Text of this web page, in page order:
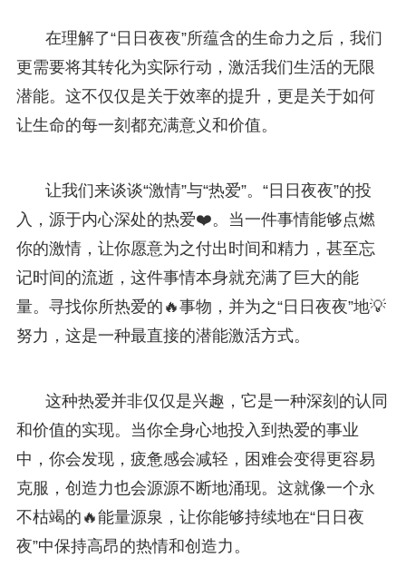
在理解了“日日夜夜”所蕴含的生命力之后，我们
更需要将其转化为实际行动，激活我们生活的无限
潜能。这不仅仅是关于效率的提升，更是关于如何
让生命的每一刻都充满意义和价值。
让我们来谈谈“激情”与“热爱”。“日日夜夜”的投
入，源于内心深处的热爱❤️。当一件事情能够点燃
你的激情，让你愿意为之付出时间和精力，甚至忘
记时间的流逝，这件事情本身就充满了巨大的能
量。寻找你所热爱的🔥事物，并为之“日日夜夜”地💡
努力，这是一种最直接的潜能激活方式。
这种热爱并非仅仅是兴趣，它是一种深刻的认同
和价值的实现。当你全身心地投入到热爱的事业
中，你会发现，疲惫感会减轻，困难会变得更容易
克服，创造力也会源源不断地涌现。这就像一个永
不枯竭的🔥能量源泉，让你能够持续地在“日日夜
夜”中保持高昂的热情和创造力。